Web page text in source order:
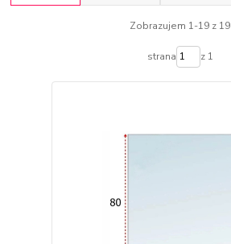
Zobrazujem 1-19 z 19
strana z 1